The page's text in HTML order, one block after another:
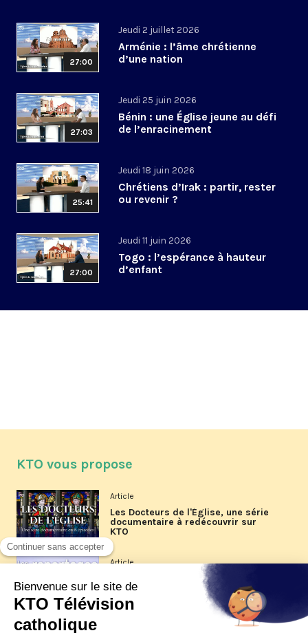
27:00
Jeudi 2 juillet 2026
Arménie : l’âme chrétienne
d’une nation
27:03
Jeudi 25 juin 2026
Bénin : une Église jeune au défi
de l’enracinement
25:41
Jeudi 18 juin 2026
Chrétiens d’Irak : partir, rester
ou revenir ?
27:00
Jeudi 11 juin 2026
Togo : l’espérance à hauteur
d’enfant
KTO vous propose
Article
Les Docteurs de l'Église, une série
documentaire à redécouvrir sur
KTO
Article
Les reportages d'été 2026 de KTO